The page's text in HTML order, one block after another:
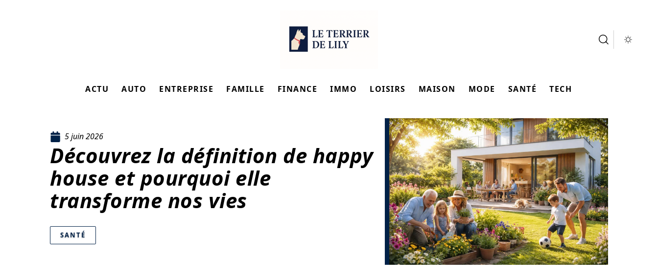
ACTU AUTO ENTREPRISE FAMILLE FINANCE IMMO LOISIRS MAISON MODE SANTÉ TECH
5 juin 2026
Découvrez la définition de happy
house et pourquoi elle
transforme nos vies
SANTÉ